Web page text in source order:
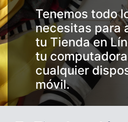
Tenemos todo
necesitas para
tu Tienda en
tu
cualquier
móvil.